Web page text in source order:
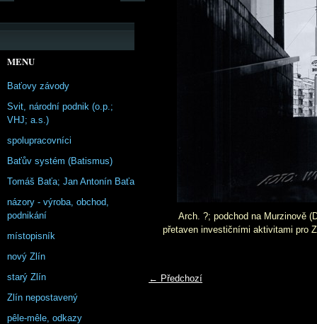
Arch. ?; podchod na Murzinově
přetaven investičními aktivitami pro
← Předchozí
MENU
Baťovy závody
Svit, národní podnik (o.p.;
VHJ; a.s.)
spolupracovníci
Baťův systém (Batismus)
Tomáš Baťa; Jan Antonín Baťa
názory - výroba, obchod,
podnikání
místopisník
nový Zlín
starý Zlín
Zlín nepostavený
pêle-mêle, odkazy